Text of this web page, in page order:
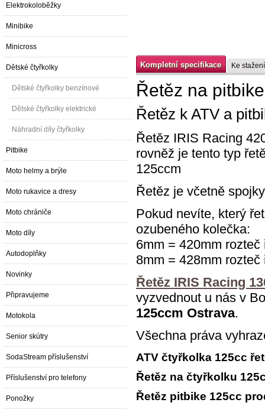
Elektrokoloběžky
Minibike
Minicross
Dětské čtyřkolky
Dětské čtyřkolky benzínové
Dětské čtyřkolky elektrické
Náhradní díly čtyřkolky
Pitbike
Moto helmy a brýle
Moto rukavice a dresy
Moto chrániče
Moto díly
Autodoplňky
Novinky
Připravujeme
Motokola
Senior skútry
SodaStream příslušenství
Příslušenství pro telefony
Ponožky
Kompletní specifikace Ke stažení
Řetěz na
Řetěz k ATV a
Řetěz IRIS Racing
rovněž je tento typ
125ccm
Řetěz je včetně
Pokud nevíte, který
ozubeného kolečka:
6mm = 420mm rozteč
8mm = 428mm rozteč
Řetěz IRIS Racing
vyzvednout u nás v
125ccm Ostrava.
Všechna práva
ATV čtyřkolka 125cc
Řetěz na čtyřkolku
Řetěz pitbike 125cc